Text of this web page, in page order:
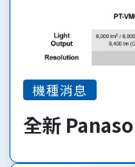
機種消息
全新